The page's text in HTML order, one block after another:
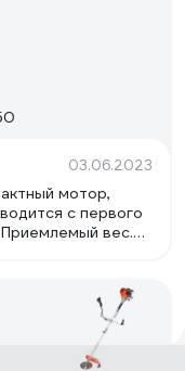
03.06.2023
мотор,
с первого
Приемлемый вес.
двигатель
хода не упали.
на штанге.